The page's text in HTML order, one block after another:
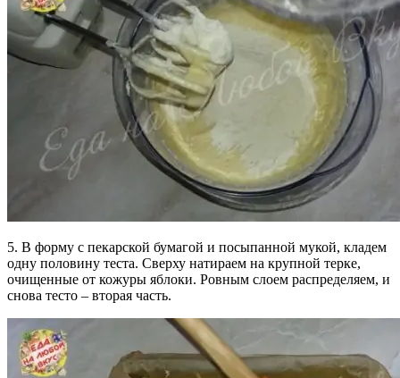
5. В форму с пекарской бумагой и посыпанной мукой, кладем
одну половину теста. Сверху натираем на крупной терке,
очищенные от кожуры яблоки. Ровным слоем распределяем, и
снова тесто – вторая часть.